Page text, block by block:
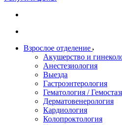
Взрослое отделение
Акушерство и
Анестезиология
Выезда
Гастроэнтерология
Гематология /
Дерматовенерология
Кардиология
Колопроктология